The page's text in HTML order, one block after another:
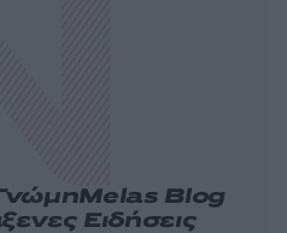
Melas Blog
Ειδήσεις